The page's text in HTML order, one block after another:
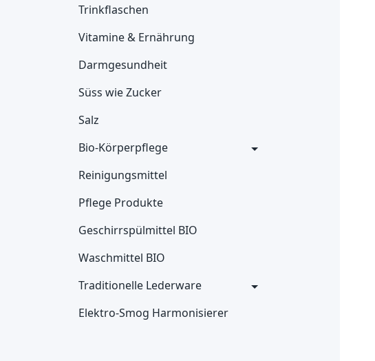
Trinkflaschen
Vitamine & Ernährung
Darmgesundheit
Süss wie Zucker
Salz
Bio-Körperpflege
Reinigungsmittel
Pflege Produkte
Geschirrspülmittel BIO
Waschmittel BIO
Traditionelle Lederware
Elektro-Smog Harmonisierer